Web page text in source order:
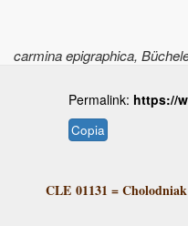
carmina epigraphica,
Permalink: https://
Copia
CLE 01131 =